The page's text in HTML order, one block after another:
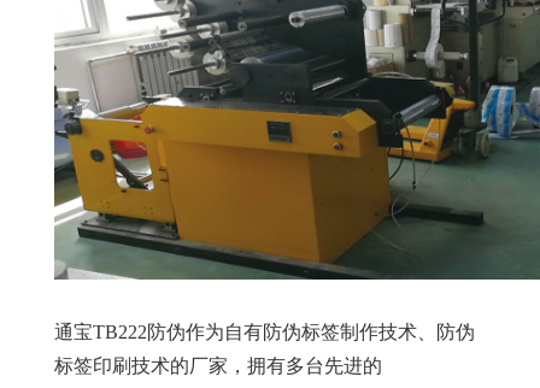
通宝TB222防伪作为自有防伪标签制作技术、防伪
标签印刷技术的厂家，拥有多台先进的